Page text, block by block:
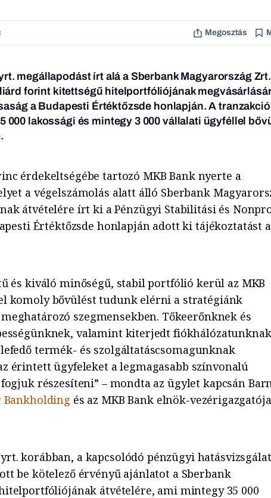
Megosztás
megállapodást írt alá a Sberbank Magyarország Zrt.
forint kitettségű hitelportfóliójának
a Budapesti Értéktőzsde honlapján. A
000 lakossági és mintegy 3 000 vállalati ügyféllel
érdekeltségébe tartozó MKB Bank nyerte a
a végelszámolás alatt álló Sberbank
átvételére írt ki a Pénzügyi Stabilitási és
Értéktőzsde honlapján adott ki tájékoztatást a
és kiváló minőségű, stabil portfólió kerül az MKB
komoly bővülést tudunk elérni a stratégiánk
szegmensekben. Tőkeerőnknek és
valamint kiterjedt
termék- és szolgáltatáscsomagunknak
érintett ügyfeleket a legmagasabb színvonalú
részesíteni” – mondta az ügylet kapcsán
Bankholding és az MKB Bank elnök-vezérigazgatója
korábban, a kapcsolódó pénzügyi
be kötelező érvényű ajánlatot a Sberbank
átvételére, ami mintegy 35 000